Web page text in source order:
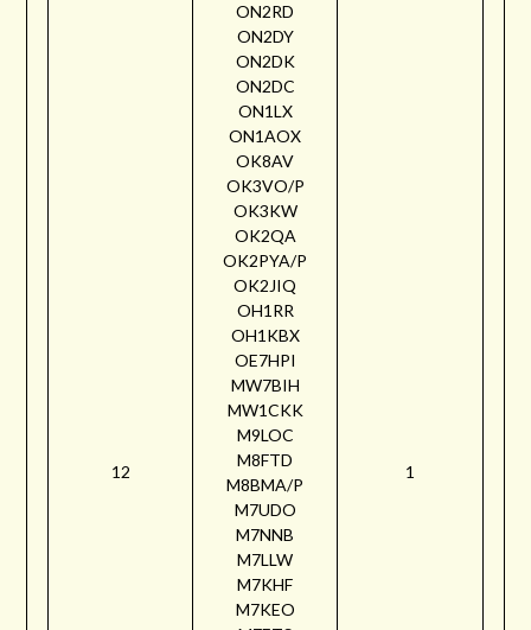
12
ON2RD
ON2DY
ON2DK
ON2DC
ON1LX
ON1AOX
OK8AV
OK3VO/P
OK3KW
OK2QA
OK2PYA/P
OK2JIQ
OH1RR
OH1KBX
OE7HPI
MW7BIH
MW1CKK
M9LOC
M8FTD
M8BMA/P
M7UDO
M7NNB
M7LLW
M7KHF
M7KEO
1